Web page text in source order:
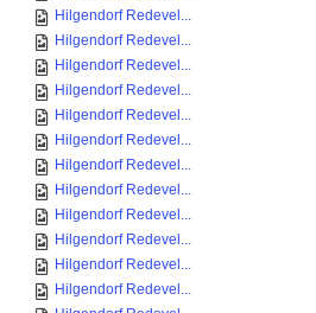
Hilgendorf Redevel...
Hilgendorf Redevel...
Hilgendorf Redevel...
Hilgendorf Redevel...
Hilgendorf Redevel...
Hilgendorf Redevel...
Hilgendorf Redevel...
Hilgendorf Redevel...
Hilgendorf Redevel...
Hilgendorf Redevel...
Hilgendorf Redevel...
Hilgendorf Redevel...